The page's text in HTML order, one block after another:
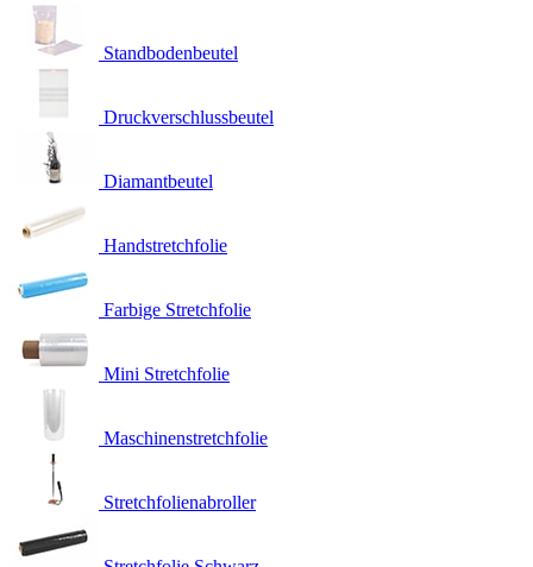
Standbodenbeutel
Druckverschlussbeutel
Diamantbeutel
Handstretchfolie
Farbige Stretchfolie
Mini Stretchfolie
Maschinenstretchfolie
Stretchfolienabroller